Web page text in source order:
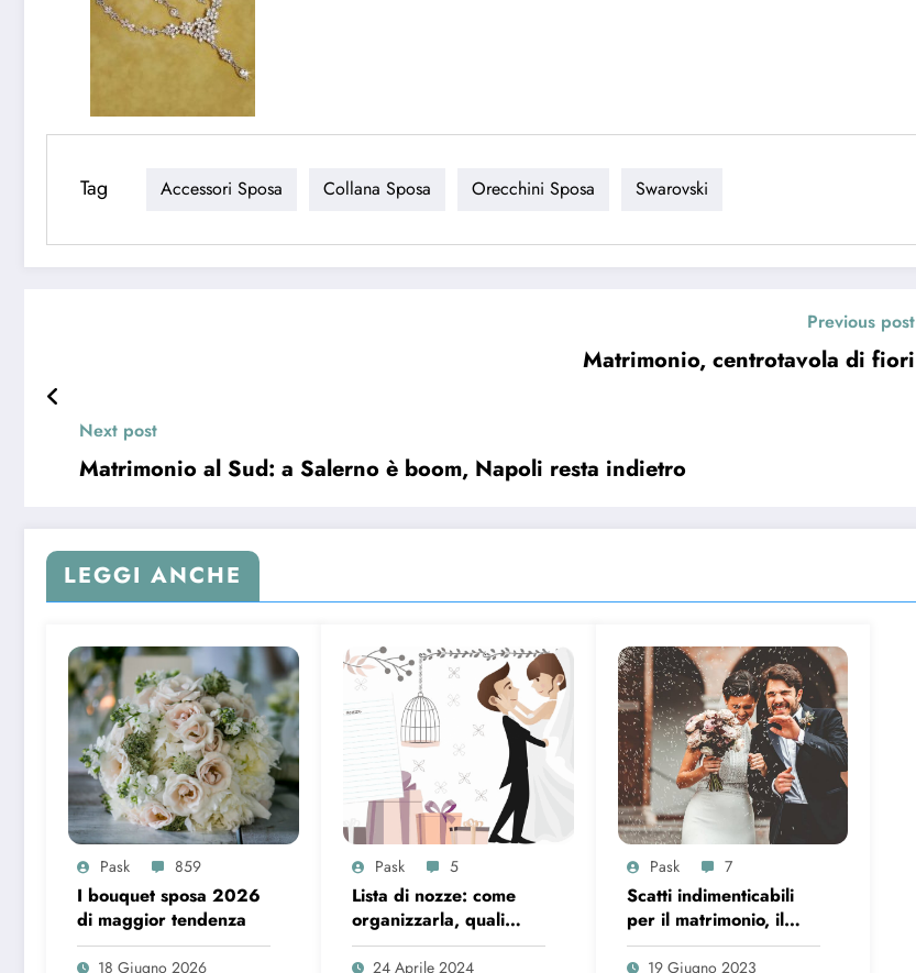
Tag Accessori Sposa Collana Sposa Orecchini Sposa Swarovski
Previous post
Matrimonio, centrotavola di fiori
Next post
Matrimonio al Sud: a Salerno è boom, Napoli resta indietro
LEGGI ANCHE
Pask 859
I bouquet sposa 2026
di maggior tendenza
18 Giugno 2026
Pask 5
Lista di nozze: come
organizzarla, quali
regali inserire e
consigli da seguire
24 Aprile 2024
Pask 7
Scatti indimenticabili
per il matrimonio, il
segreto per foto
originali
19 Giugno 2023